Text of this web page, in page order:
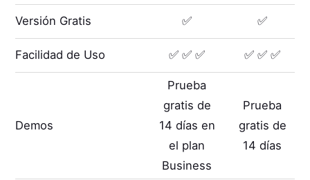
Versión Gratis ✅ ✅
Facilidad de Uso ✅ ✅ ✅ ✅ ✅ ✅
Demos
Prueba
gratis de
14 días en
el plan
Business
Prueba
gratis de
14 días